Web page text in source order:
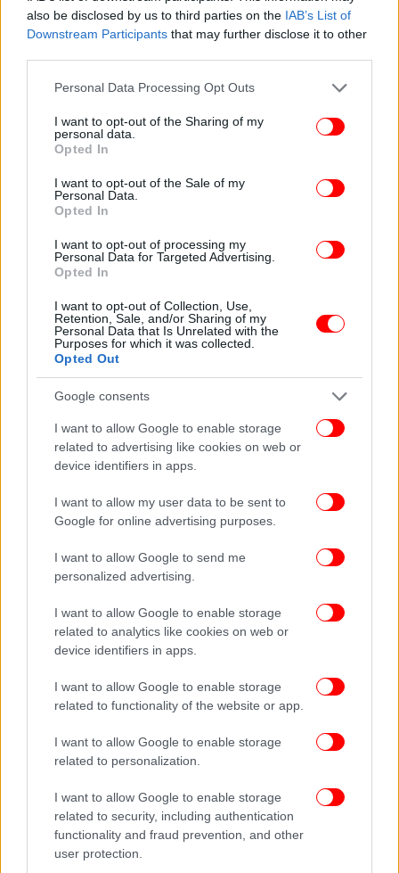
also be disclosed by us to third parties on the IAB’s List of
Downstream Participants that may further disclose it to other
Please note that this website/app uses one or more Google
not limited to your visit or usage behaviour. You may click to
grant or deny consent to Google and its third-party tags to
use your data for below specified purposes in below Google
consent section.
Personal Data Processing Opt Outs
I want to opt-out of the Sharing of my
personal data.
Opted In
I want to opt-out of the Sale of my
Personal Data.
Opted In
I want to opt-out of processing my
Personal Data for Targeted Advertising.
Opted In
I want to opt-out of Collection, Use,
Retention, Sale, and/or Sharing of my
Personal Data that Is Unrelated with the
Purposes for which it was collected.
Opted Out
Google consents
I want to allow Google to enable storage
related to advertising like cookies on web or
device identifiers in apps.
I want to allow my user data to be sent to
Google for online advertising purposes.
I want to allow Google to send me
personalized advertising.
I want to allow Google to enable storage
related to analytics like cookies on web or
device identifiers in apps.
I want to allow Google to enable storage
related to functionality of the website or app.
I want to allow Google to enable storage
related to personalization.
I want to allow Google to enable storage
related to security, including authentication
functionality and fraud prevention, and other
user protection.
Ακολουθήστε το στο Google News
και μάθετε
πρώτοι όλες τις ειδήσεις
Δείτε όλες τις τελευταίες
Ειδήσεις από την Ελλάδα και τον Κόσμο,
ΔΙΑΒΑΣΤΕ ΠΕΡΙΣΣΟΤΕΡΑ ΛΆΡΙΣΑ ΑΠΟΛΟΓΊΑ 70ΧΡΟΝΟΣ
ΑΠΌΠΕΙΡΑ
ΕΜΠΡΗΣΜΟΎ